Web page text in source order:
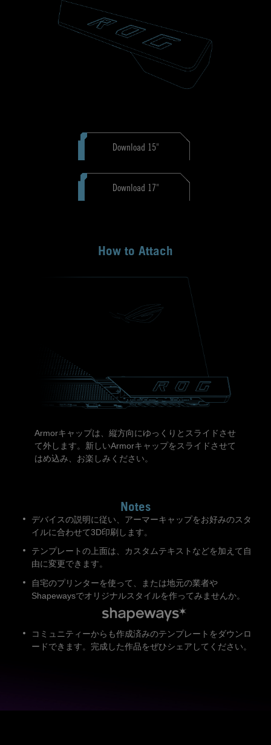
Download 15″
Download 17″
Armorキャップは、縦方向にゆっくりとスライドさせ
て外します。新しいArmorキャップをスライドさせて
はめ込み、お楽しみください。
デバイスの説明に従い、アーマーキャップをお好みのスタ
イルに合わせて3D印刷します。
テンプレートの上面は、カスタムテキストなどを加えて自
由に変更できます。
自宅のプリンターを使って、または地元の業者や
Shapewaysでオリジナルスタイルを作ってみませんか。
コミュニティーからも作成済みのテンプレートをダウンロ
ードできます。完成した作品をぜひシェアしてください。